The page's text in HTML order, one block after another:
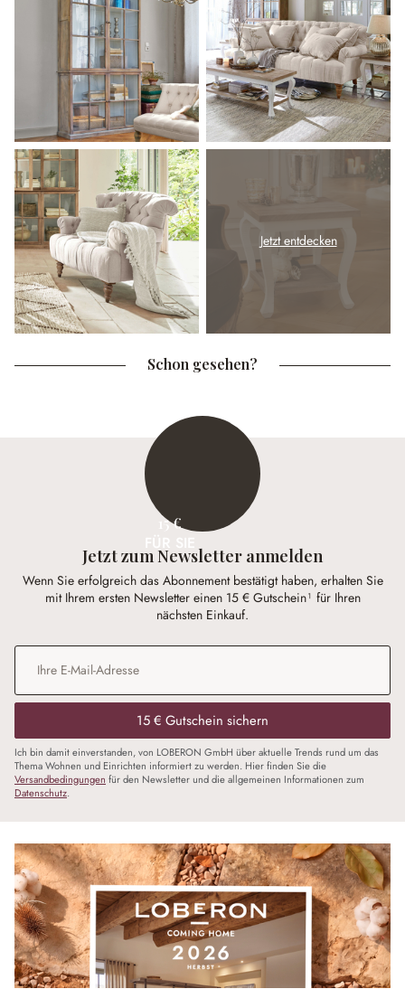
Jetzt entdecken
Schon gesehen?
15 €
Jetzt zum Newsletter anmelden
Wenn Sie erfolgreich das Abonnement bestätigt haben, erhalten Sie
mit Ihrem ersten Newsletter einen 15 € Gutschein¹ für Ihren
nächsten Einkauf.
E-Mail-Adresse*
15 € Gutschein sichern
Ich bin damit einverstanden, von LOBERON GmbH über aktuelle Trends rund um das
Thema Wohnen und Einrichten informiert zu werden. Hier finden Sie die
Versandbedingungen für den Newsletter und die allgemeinen Informationen zum
Datenschutz.